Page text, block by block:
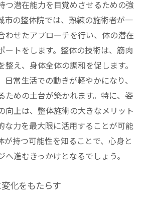
つ潜在能力を目覚めさせるための強
市の整体院では、熟練の施術者が一
わせたアプローチを行い、体の潜在
ートをします。整体の技術は、筋肉
整え、身体全体の調和を促します。
日常生活での動きが軽やかになり、
ための土台が築かれます。特に、姿
向上は、整体施術の大きなメリット
な力を最大限に活用することが可能
が持つ可能性を知ることで、心身と
へ進むきっかけとなるでしょう。
化をもたらす